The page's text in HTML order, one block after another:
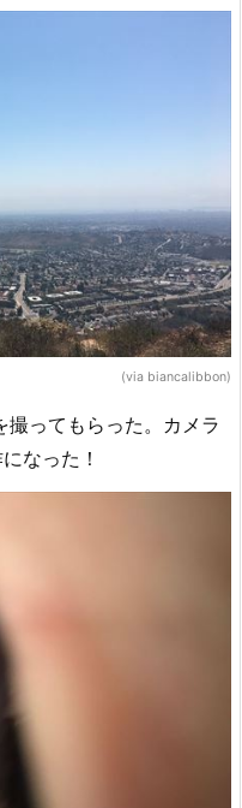
(via biancalibbon)
撮ってもらった。カメラ
なった！